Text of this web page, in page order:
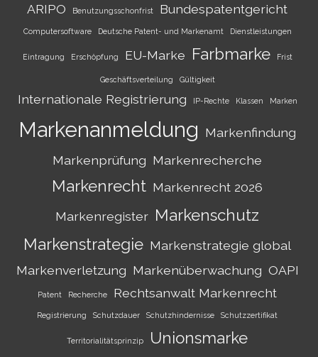
ARIPO Benutzungsschonfrist Bundespatentgericht
Computersoftware Deutsche Patent- und Markenamt Dienstleistungen
Eintragung Erschöpfung EU-Marke Farbmarke Frist
Geschäftsverteilung Gültigkeit
Internationale Registrierung IP-Rechte Klassen Marken
Markenanmeldung Markenfindung
Markenprüfung Markenrecherche
Markenrecht Markenrecht 2026
Markenregister Markenschutz
Markenstrategie Markenstrategie global
Markenverletzung Markenüberwachung OAPI
Patent Recherche Rechtsanwalt Markenrecht
Registrierung Schutzdauer Schutzhindernisse Schutzzertifikat
Territorialitätsprinzip Unionsmarke